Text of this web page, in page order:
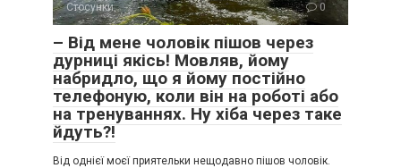
Стосунки 0
– Від мене чоловік пішов через
дурниці якісь! Мовляв, йому
набридло, що я йому постійно
телефоную, коли він на роботі або
на тренуваннях. Ну хіба через таке
йдуть?!
Від однієї моєї приятельки нещодавно пішов чоловік.